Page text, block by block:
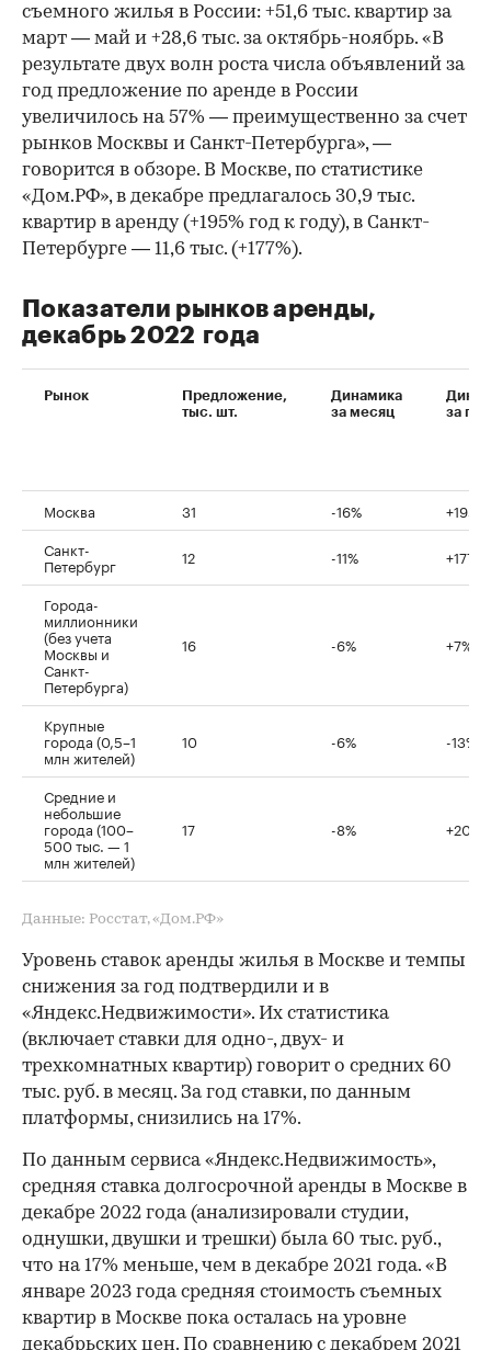
съемного жилья в России: +51,6 тыс. квартир за
март — май и +28,6 тыс. за октябрь-ноябрь. «В
результате двух волн роста числа объявлений за
год предложение по аренде в России
увеличилось на 57% — преимущественно за счет
рынков Москвы и Санкт-Петербурга», —
говорится в обзоре. В Москве, по статистике
«Дом.РФ», в декабре предлагалось 30,9 тыс.
квартир в аренду (+195% год к году), в Санкт-
Петербурге — 11,6 тыс. (+177%).
Показатели рынков аренды,
декабрь 2022 года
Рынок
Предложение,
тыс. шт.
Динамика
за месяц
за год
Москва 31 -16%
+195%
Санкт-
Петербург 12 -11% +177%
Города-
миллионники
(без учета
Москвы и
Санкт-
Петербурга)
16 -6% +7%
Крупные
города (0,5–1
млн жителей)
10 -6% -13%
Средние и
небольшие
города (100–
500 тыс. — 1
млн жителей)
17 -8% +20%
Данные: Росстат, «Дом.РФ»
Уровень ставок аренды жилья в Москве и темпы
снижения за год подтвердили и в
«Яндекс.Недвижимости». Их статистика
(включает ставки для одно-, двух- и
трехкомнатных квартир) говорит о средних 60
тыс. руб. в месяц. За год ставки, по данным
платформы, снизились на 17%.
По данным сервиса «Яндекс.Недвижимость»,
средняя ставка долгосрочной аренды в Москве в
декабре 2022 года (анализировали студии,
однушки, двушки и трешки) была 60 тыс. руб.,
что на 17% меньше, чем в декабре 2021 года. «В
январе 2023 года средняя стоимость съемных
квартир в Москве пока осталась на уровне
декабрьских цен. По сравнению с декабрем 2021